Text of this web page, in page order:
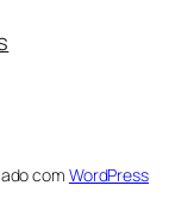
com WordPress